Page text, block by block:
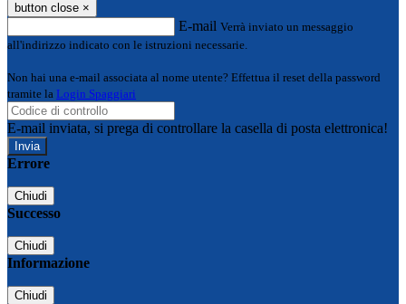
button close ×
E-mail Verrà inviato un messaggio
all'indirizzo indicato con le istruzioni necessarie.
Non hai una e-mail associata al nome utente? Effettua il reset della password
tramite la Login Spaggiari
E-mail inviata, si prega di controllare la casella di posta elettronica!
Errore
Chiudi
Successo
Chiudi
Informazione
Chiudi